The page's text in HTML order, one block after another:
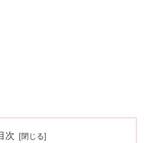
次